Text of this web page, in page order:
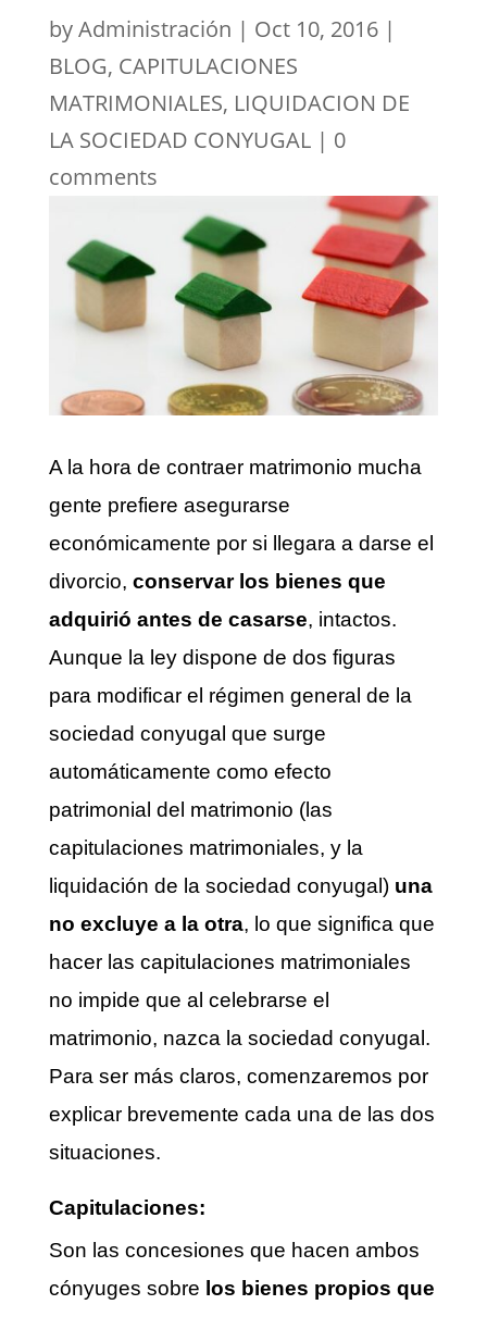
byAdministración | Oct 10, 2016|
BLOG, CAPITULACIONES
MATRIMONIALES, LIQUIDACION DE
LA SOCIEDAD CONYUGAL| 0
comments
A la hora de contraer matrimonio mucha
gente prefiere asegurarse
económicamente por si llegara a darse el
divorcio, conservar los bienes que
adquirió antes de casarse, intactos.
Aunque la ley dispone de dos figuras
para modificar el régimen general de la
sociedad conyugal que surge
automáticamente como efecto
patrimonial del matrimonio (las
capitulaciones matrimoniales, y la
liquidación de la sociedad conyugal) una
no excluye a la otra, lo que significa que
hacer las capitulaciones matrimoniales
no impide que al celebrarse el
matrimonio, nazca la sociedad conyugal.
Para ser más claros, comenzaremos por
explicar brevemente cada una de las dos
situaciones.
Capitulaciones:
Son las concesiones que hacen ambos
cónyuges sobre los bienes propios que